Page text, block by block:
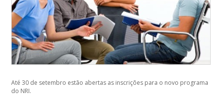
Até 30 de setembro estão abertas as inscrições para o novo programa
do NRI.